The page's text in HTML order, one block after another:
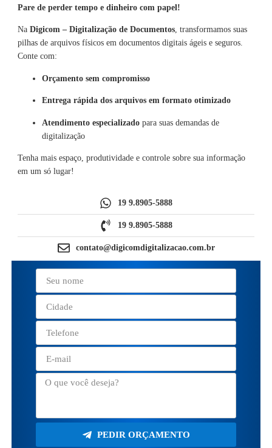
Pare de perder tempo e dinheiro com papel!
Na Digicom – Digitalização de Documentos, transformamos suas
pilhas de arquivos físicos em documentos digitais ágeis e seguros.
Conte com:
Orçamento sem compromisso
Entrega rápida dos arquivos em formato otimizado
Atendimento especializadopara suas demandas de
digitalização
Tenha mais espaço, produtividade e controle sobre sua informação
em um só lugar!
19 9.8905-5888
19 9.8905-5888
contato@digicomdigitalizacao.com.br
PEDIR ORÇAMENTO